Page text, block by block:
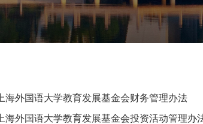
上海外国语大学教育发展基金会财务管理办法
上海外国语大学教育发展基金会投资活动管理办